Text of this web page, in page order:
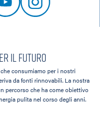
il futuro
consumiamo per i nostri
da fonti rinnovabili. La nostra
percorso che ha come obiettivo
pulita nel corso degli anni.